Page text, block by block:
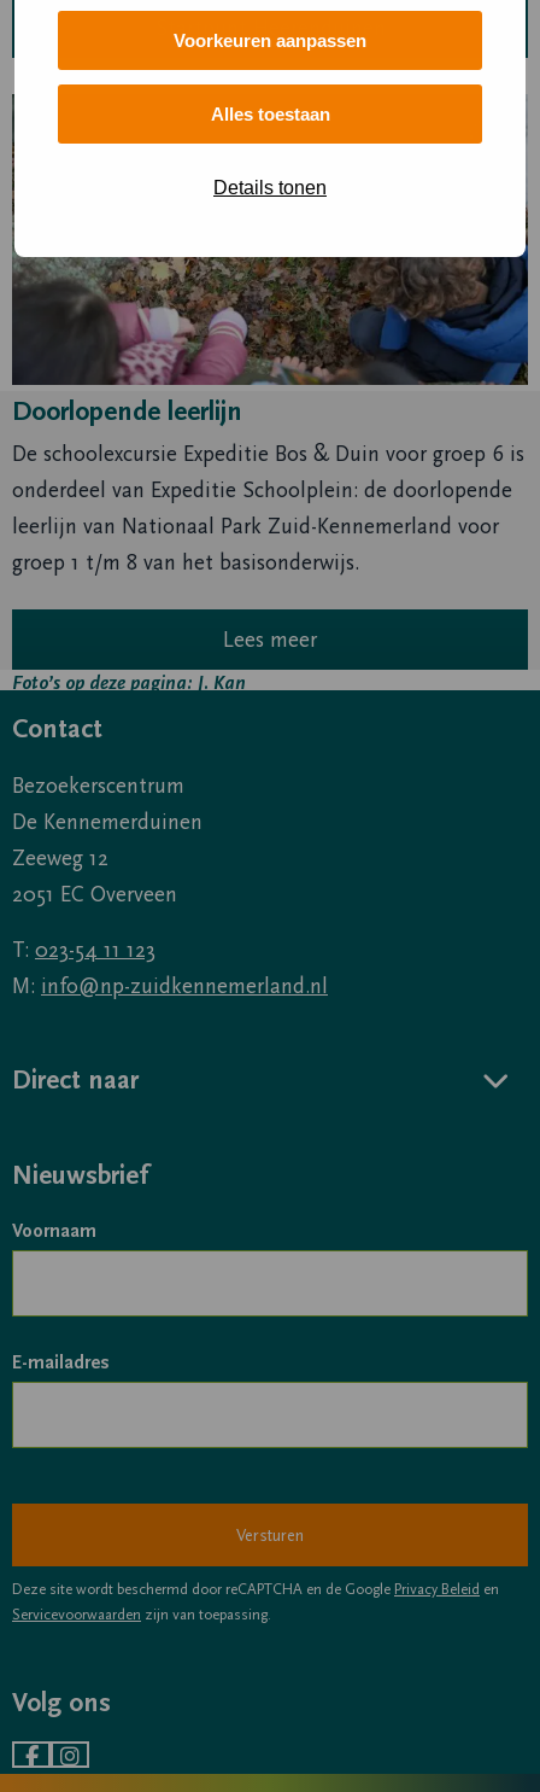
Voorkeuren aanpassen
Alles toestaan
Details tonen
Startpunt Heerenduinen
Doorlopende leerlijn
De schoolexcursie Expeditie Bos & Duin voor groep 6 is
onderdeel van Expeditie Schoolplein: de doorlopende
leerlijn van Nationaal Park Zuid-Kennemerland voor
groep 1 t/m 8 van het basisonderwijs.
Lees meer
Foto’s op deze pagina: J. Kan
Contact
Bezoekerscentrum
De Kennemerduinen
Zeeweg 12
2051 EC Overveen
T: 023-54 11 123
M: info@np-zuidkennemerland.nl
Direct naar
Nieuwsbrief
Voornaam
E-mailadres
Deze site wordt beschermd door reCAPTCHA en de Google Privacy Beleid en
Servicevoorwaarden zijn van toepassing.
Volg ons
Ga Ga